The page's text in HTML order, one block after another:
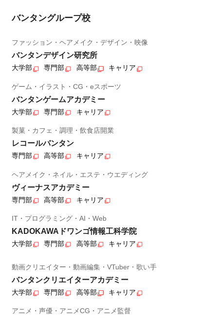
バンタングループ校
ファッション・ヘアメイク・デザイン・映像
バンタンデザイン研究所
大学部 専門部 高等部 キャリア
ゲーム・イラスト・CG・eスポーツ
バンタンゲームアカデミー
大学部 専門部 キャリア
製菓・カフェ・調理・飲食店開業
レコールバンタン
専門部 高等部 キャリア
ヘアメイク・ネイル・エステ・ウエディング
ヴィーナスアカデミー
専門部 高等部 キャリア
IT・プログラミング・AI・Web
KADOKAWAドワンゴ情報工科学院
大学部 専門部 高等部 キャリア
動画クリエイター・動画編集・VTuber・歌い手
バンタンクリエイターアカデミー
大学部 専門部 高等部 キャリア
アニメ・声優・アニメCG・アニメ監督